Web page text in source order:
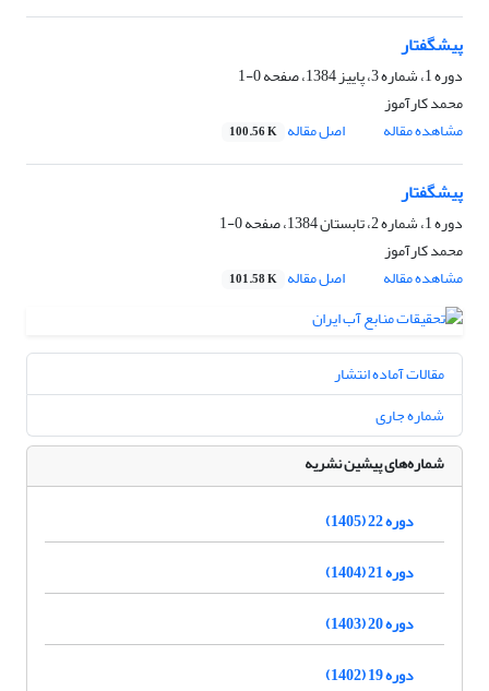
پیشگفتار
دوره 1، شماره 3، پاییز 1384، صفحه
0-1
محمد کارآموز
مشاهده مقاله
اصل مقاله 100.56 K
پیشگفتار
دوره 1، شماره 2، تابستان 1384، صفحه
0-1
محمد کارآموز
مشاهده مقاله
اصل مقاله 101.58 K
مقالات آماده انتشار
شماره جاری
شماره‌های پیشین نشریه
دوره 22 (1405)
دوره 21 (1404)
دوره 20 (1403)
دوره 19 (1402)